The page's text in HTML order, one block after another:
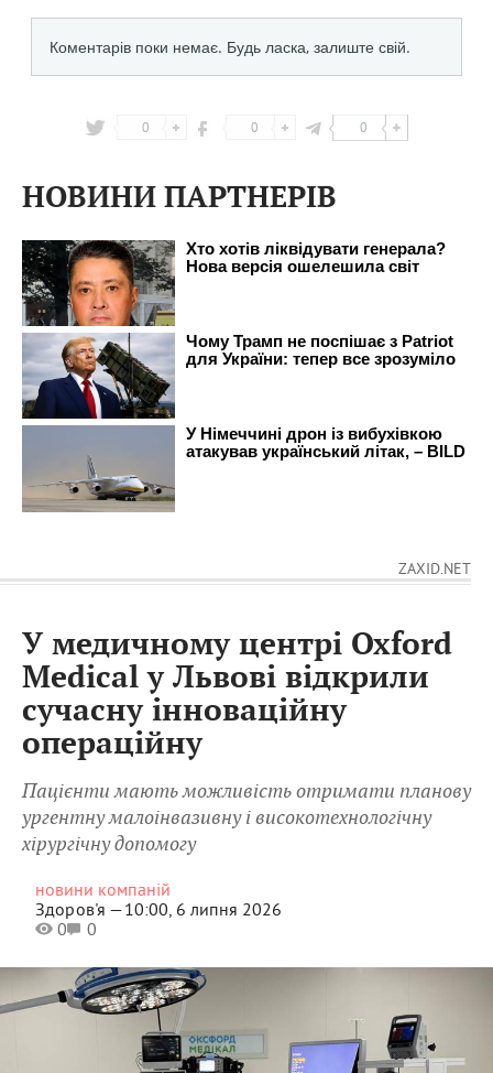
0 0 0
НОВИНИ ПАРТНЕРІВ
ZAXID.NET
У медичному центрі Oxford
Medical у Львові відкрили
сучасну інноваційну
операційну
Пацієнти мають можливість отримати планову
ургентну малоінвазивну і високотехнологічну
хірургічну допомогу
новини компаній
Здоров'я —10:00, 6 липня 2026
0
0